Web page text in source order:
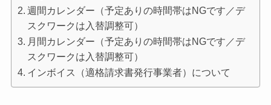
週間カレンダー（予定ありの時間帯はNGです／デ
スクワークは入替調整可）
月間カレンダー（予定ありの時間帯はNGです／デ
スクワークは入替調整可）
インボイス（適格請求書発行事業者）について